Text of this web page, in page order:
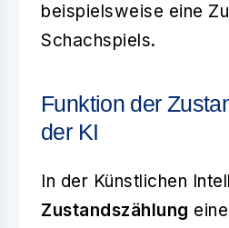
beispielsweise eine
Schachspiels.
Funktion der
der KI
In der Künstlichen
Zustandszählung